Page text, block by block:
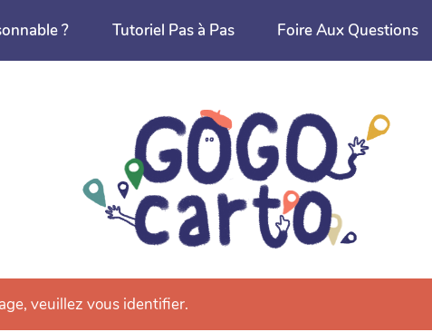
? Tutoriel Pas à Pas Foire Aux Questions
veuillez vous identifier.